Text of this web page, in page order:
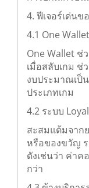
4. ฟีเจอร์เด่นข
4.1 One
One Wallet ช่
เมื่อสลับเกม
งบประมาณเป็
ประเภทเกม
4.2 ระบบ
สะสมแต้มจาก
หรือของขวัญ ร
ดังเช่นว่า ค่า
กว่า